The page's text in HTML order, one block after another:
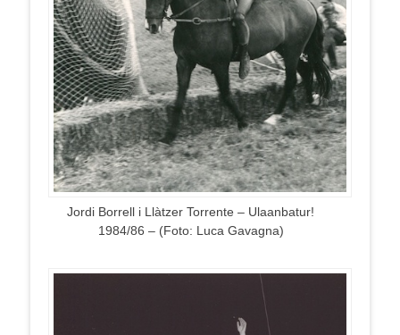
Jordi Borrell i Llàtzer Torrente – Ulaanbatur!
1984/86 – (Foto: Luca Gavagna)